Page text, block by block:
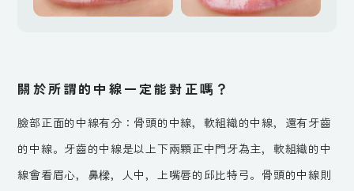
關於所謂的中線一定能對正嗎？
臉部正面的中線有分：骨頭的中線，軟組織的中線，還有牙齒
的中線。牙齒的中線是以上下兩顆正中門牙為主，軟組織的中
線會看眉心，鼻樑，人中，上嘴唇的邱比特弓。骨頭的中線則